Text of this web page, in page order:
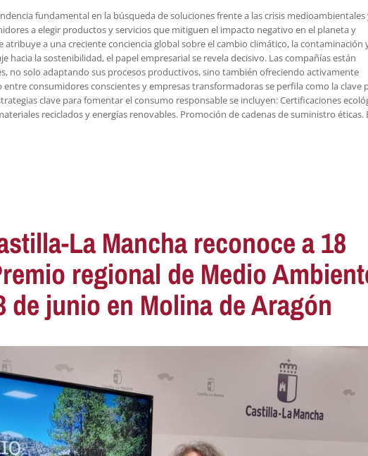
fundamental en la búsqueda de soluciones frente a las crisis medioambientales
a elegir productos y servicios que mitiguen el impacto negativo en el planeta y
a una creciente conciencia global sobre el cambio climático, la contaminación
hacia la sostenibilidad, el papel empresarial se revela decisivo. Las compañías están
no solo adaptando sus procesos productivos, sino también ofreciendo activamente
consumidores conscientes y empresas transformadoras se perfila como la clave
clave para fomentar el consumo responsable se incluyen: Certificaciones
reciclados y energías renovables. Promoción de cadenas de suministro éticas.
La Mancha reconoce a 18
regional de Medio
de junio en Molina de Aragón